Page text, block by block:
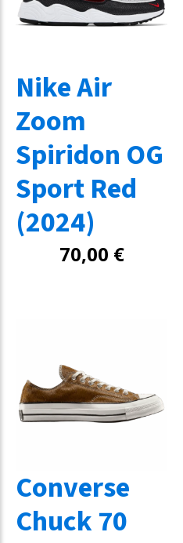
Nike Air
Zoom
Spiridon OG
Sport Red
(2024)
70,00 €
Converse
Chuck 70